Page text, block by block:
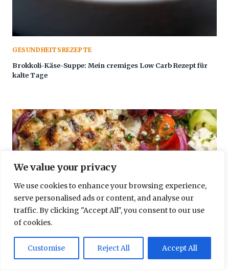
We value your privacy
We use cookies to enhance your browsing experience,
serve personalised ads or content, and analyse our
traffic. By clicking "Accept All", you consent to our use
of cookies.
Customise Reject All Accept All
GESUNDHEITSREZEPTE
Brokkoli-Käse-Suppe: Mein cremiges Low Carb Rezept für
kalte Tage